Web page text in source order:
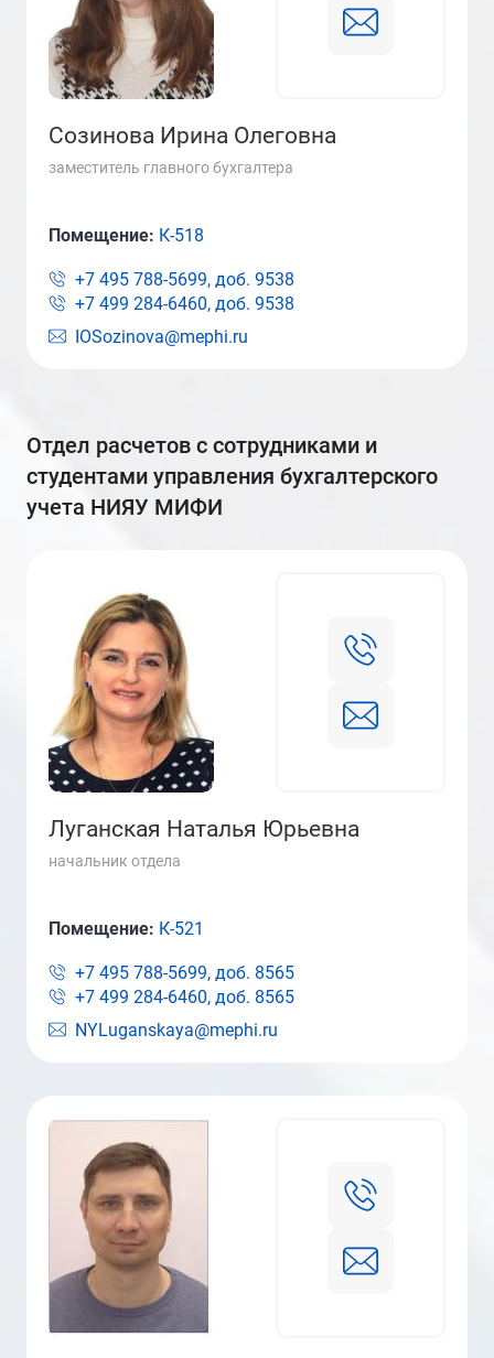
Созинова Ирина Олеговна
заместитель главного бухгалтера
IOSozinova@mephi.ru
Помещение: К-518
+7 495 788-5699, доб. 9538
+7 499 284-6460, доб. 9538
отдел расчетов с сотрудниками и
студентами управления бухгалтерского
учета НИЯУ МИФИ
Луганская Наталья Юрьевна
начальник отдела
NYLuganskaya@mephi.ru
Помещение: К-521
+7 495 788-5699, доб. 8565
+7 499 284-6460, доб. 8565